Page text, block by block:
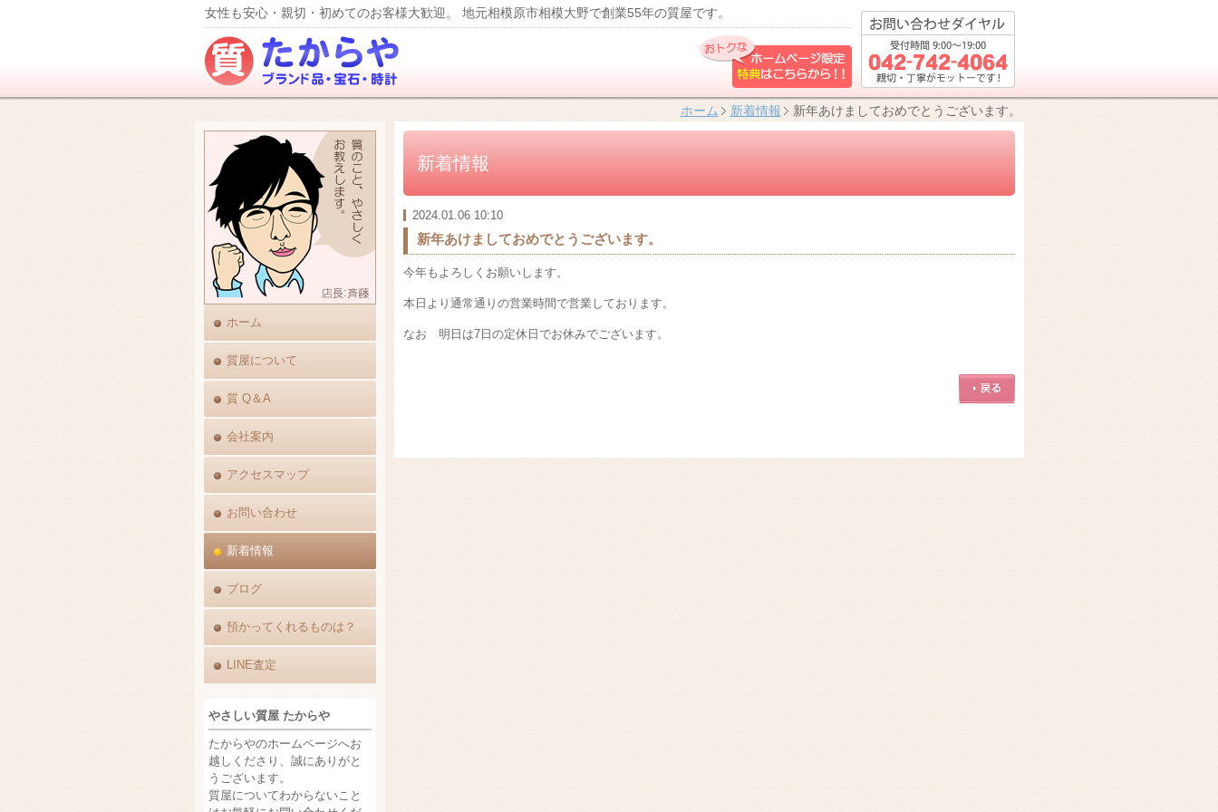
女性も安心・親切・初めてのお客様大歓迎。 地元相模原市相模大野で創業55年の質屋です。
ホーム 新着情報 新年あけましておめでとうございます。
新着情報
2024.01.06 10:10
新年あけましておめでとうございます。
今年もよろしくお願いします。
本日より通常通りの営業時間で営業しております。
なお 明日は7日の定休日でお休みでございます。
ホーム
質屋について
質 Q＆A
会社案内
アクセスマップ
お問い合わせ
新着情報
ブログ
預かってくれるものは？
LINE査定
やさしい質屋 たからや
たからやのホームページへお
越しくださり、誠にありがと
うございます。
質屋についてわからないこと